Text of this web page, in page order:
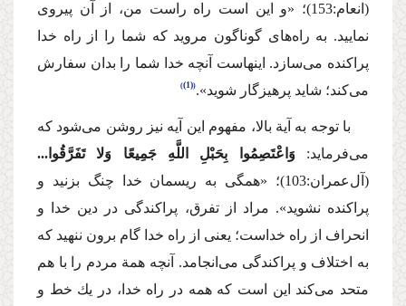
(انعام:153)؛
«و این است راه راست من، از آن پیروی
نمایید. به راه‌های گوناگون مروید كه شما را از راه خدا
پراكنده می‌سازد. اینهاست آنچه خدا شما را بدان سفارش
می‌كند؛ شاید پرهیزگار شوید». (1)
با توجه به آیة بالا، مفهوم این آیه نیز روشن‌ می‌شود كه
می‌فرماید:وَاعْتَصِمُوا بِحَبْلِ اللَّهِ جَمِیعًا وَلا تَفَرَّقُوا...
(آل‌عمران:103)؛
«همگی به ریسمان خدا چنگ بزنید و
پراكنده نشوید». مراد از تفرق، پراكندگی در دین خدا و
انحراف از راه خداست؛ یعنی از راه خدا گام برون ننهید كه
به اختلاف و پراكندگی می‌انجامد. آنچه همة مردم را با هم
متحد می‌كند این است كه همه در راه خدا، در یك خط و